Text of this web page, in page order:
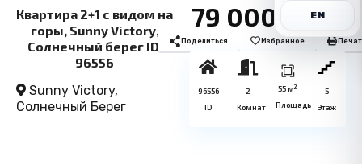
EN
Квартира 2+1 с видом на
горы, Sunny Victory,
Солнечный берег ID:
96556
Sunny Victory,
Солнечный Берег
79 000€
Поделиться Избранное
96556
ID
2
Комнат
55 м2
Площадь
5
Этаж